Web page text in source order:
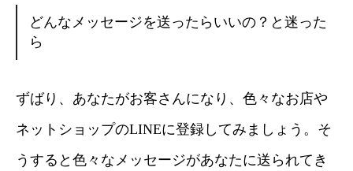
どんなメッセージを送ったらいいの？と迷った
ら
ずばり、あなたがお客さんになり、色々なお店や
ネットショップのLINEに登録してみましょう。そ
うすると色々なメッセージがあなたに送られてき